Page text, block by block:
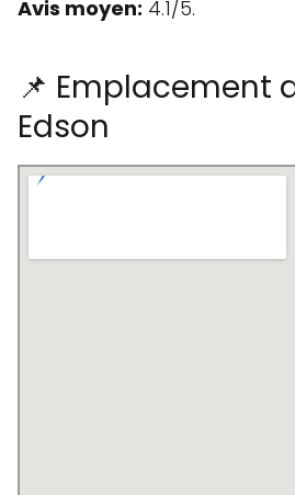
Avis moyen: 4.1/5.
📌 Emplacement
Edson